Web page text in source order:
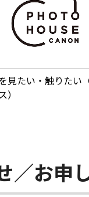
見たい・触りたい
）
／お申